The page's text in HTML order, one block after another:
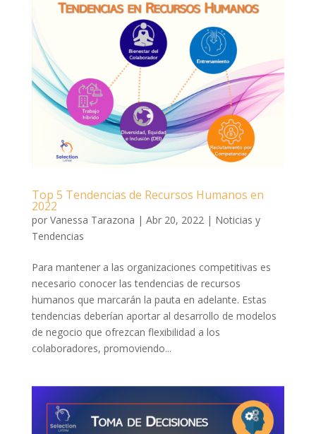
Top 5 Tendencias de Recursos Humanos en
2022
por Vanessa Tarazona | Abr 20, 2022 | Noticias y
Tendencias
Para mantener a las organizaciones competitivas es
necesario conocer las tendencias de recursos
humanos que marcarán la pauta en adelante. Estas
tendencias deberían aportar al desarrollo de modelos
de negocio que ofrezcan flexibilidad a los
colaboradores, promoviendo...